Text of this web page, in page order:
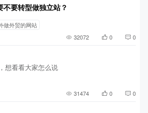
要转型做独立站？
做外贸的网站
32072 0 0
想看看大家怎么说
31474 0 0